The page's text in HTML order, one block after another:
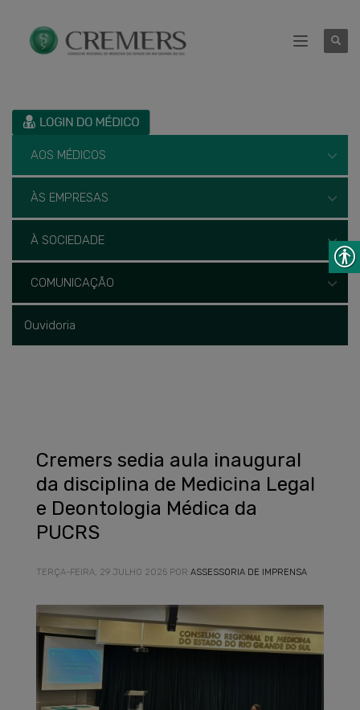
AOS MÉDICOS
ÀS EMPRESAS
À SOCIEDADE
COMUNICAÇÃO
Ouvidoria
Cremers sedia aula inaugural
da disciplina de Medicina Legal
e Deontologia Médica da
PUCRS
TERÇA-FEIRA, 29 JULHO 2025 POR ASSESSORIA DE IMPRENSA